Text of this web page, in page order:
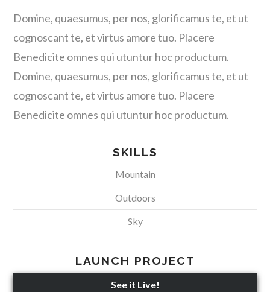
Domine, quaesumus, per nos, glorificamus te, et ut
cognoscant te, et virtus amore tuo. Placere
Benedicite omnes qui utuntur hoc productum.
Domine, quaesumus, per nos, glorificamus te, et ut
cognoscant te, et virtus amore tuo. Placere
Benedicite omnes qui utuntur hoc productum.
SKILLS
Mountain
Outdoors
Sky
LAUNCH PROJECT
See it Live!